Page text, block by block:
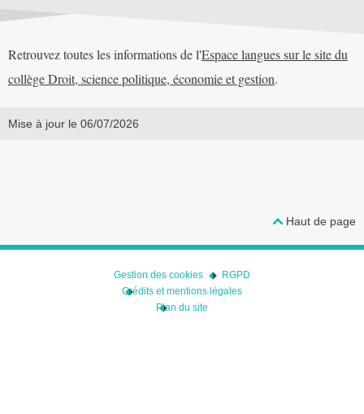
Retrouvez toutes les informations de l'Espace langues sur le site du
collège Droit, science politique, économie et gestion.
Mise à jour le 06/07/2026
Haut de page
Gestion des cookies
RGPD
Crédits et mentions légales
Plan du site